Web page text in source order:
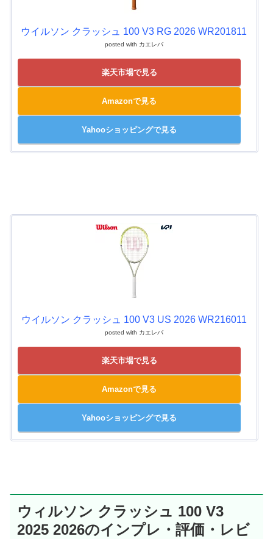
ウイルソン クラッシュ 100 V3 RG 2026 WR201811
posted with カエレバ
楽天市場で見る
Amazonで見る
Yahooショッピングで見る
ウイルソン クラッシュ 100 V3 US 2026 WR216011
posted with カエレバ
楽天市場で見る
Amazonで見る
Yahooショッピングで見る
ウィルソン クラッシュ 100 V3
2025 2026のインプレ・評価・レビ